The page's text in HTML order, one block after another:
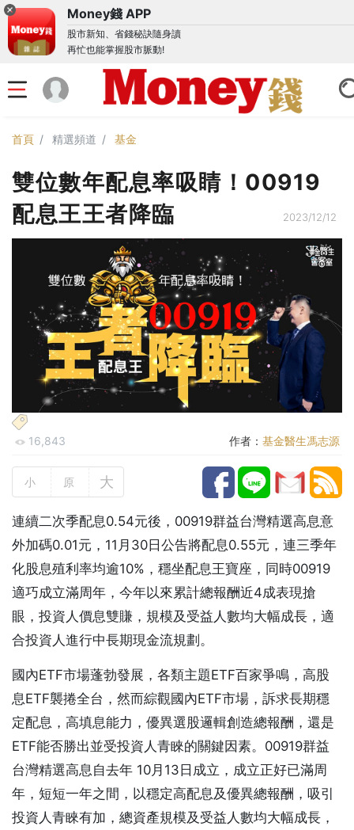
Money錢 APP
股市新知、省錢秘訣隨身讀
再忙也能掌握股市脈動!
首頁 精選頻道 基金
雙位數年配息率吸睛！00919
配息王王者降臨
2023/12/12
16,843 作者： 基金醫生馮志源
小 原 大
連續二次季配息0.54元後，00919群益台灣精選高息意
外加碼0.01元，11月30日公告將配息0.55元，連三季年
化股息殖利率均逾10%，穩坐配息王寶座，同時00919
適巧成立滿周年，今年以來累計總報酬近4成表現搶
眼，投資人價息雙賺，規模及受益人數均大幅成長，適
合投資人進行中長期現金流規劃。
國內ETF市場蓬勃發展，各類主題ETF百家爭鳴，高股
息ETF襲捲全台，然而綜觀國內ETF市場，訴求長期穩
定配息，高填息能力，優異選股邏輯創造總報酬，還是
ETF能否勝出並受投資人青睞的關鍵因素。00919群益
台灣精選高息自去年 10月13日成立，成立正好已滿周
年，短短一年之間，以穩定高配息及優異總報酬，吸引
投資人青睞有加，總資產規模及受益人數均大幅成長，